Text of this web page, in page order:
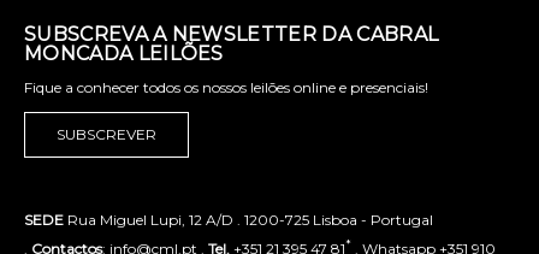
SUBSCREVA A NEWSLETTER DA CABRAL
MONCADA LEILÕES
Fique a conhecer todos os nossos leilões online e presenciais!
SUBSCREVER
SEDE Rua Miguel Lupi, 12 A/D . 1200-725 Lisboa - Portugal
Contactos: info@cml.pt . Tel. +351 21 395 47 81* . Whatsapp +351 910